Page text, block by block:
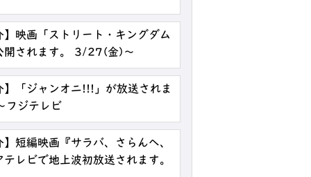
映画「ストリート・キングダム
開されます。 3/27(金)～
「ジャンオニ!!!」が放送されま
ジテレビ
短編映画『サラバ、さらんへ、
レビで地上波初放送されます。